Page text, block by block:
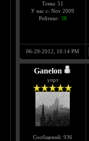
Темы: 51
У нас с: Nov 2009
Рейтинг: 38
06-29-2012, 10:14 PM
Ganelon
упрт
Сообщений: 936